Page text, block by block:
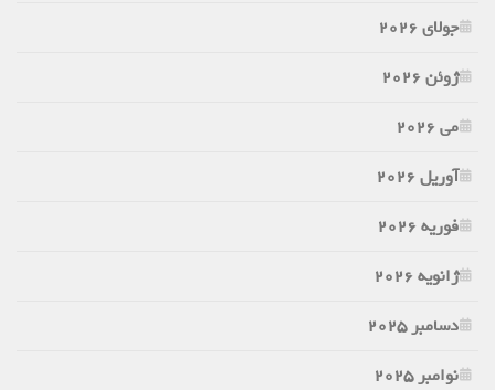
جولای 2026
ژوئن 2026
می 2026
آوریل 2026
فوریه 2026
ژانویه 2026
دسامبر 2025
نوامبر 2025